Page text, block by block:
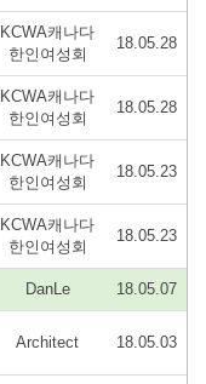
KCWA캐나다
한인여성회
18.05.28
KCWA캐나다
한인여성회
18.05.28
KCWA캐나다
한인여성회
18.05.23
KCWA캐나다
한인여성회
18.05.23
DanLe 18.05.07
Architect 18.05.03